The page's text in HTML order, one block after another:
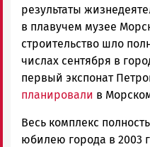
результаты
в плавучем музее
строительство шло
числах сентября в
первый экспонат
планировали в
Весь комплекс
юбилею города в 2003